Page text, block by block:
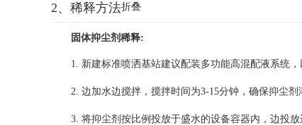
折叠
2、稀释方法
固体抑尘剂稀释:
1. 新建标准喷洒基站建议配装多功能高混配液系统，
2. 边加水边搅拌，搅拌时间为3-15分钟，确保抑尘剂
3. 将抑尘剂按比例投放于盛水的设备容器内，边投放